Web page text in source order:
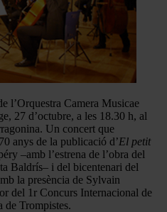
l’Orquestra Camera Musicae
27 d’octubre, a les 18.30 h, al
Un concert que
anys de la publicació d’El petit
–amb l’estrena de l’obra del
Baldrís– i del bicentenari del
la presència de Sylvain
del 1r Concurs Internacional de
de Trompistes.